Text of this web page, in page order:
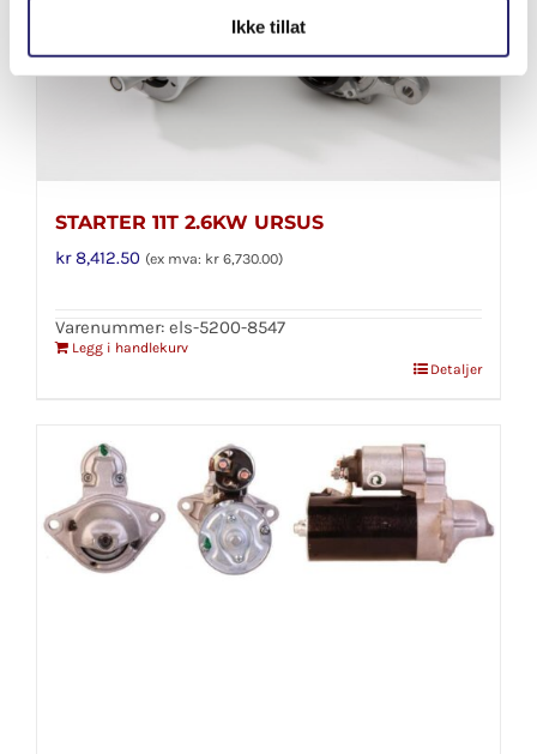
Ikke tillat
STARTER 11T 2.6KW URSUS
kr8,412.50 (ex mva: kr 6,730.00)
Varenummer: els-5200-8547
Legg i handlekurv
Detaljer